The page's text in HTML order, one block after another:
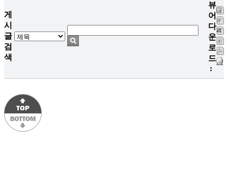
게
시
글
검
색
뷰
어
다
운
로
드
: